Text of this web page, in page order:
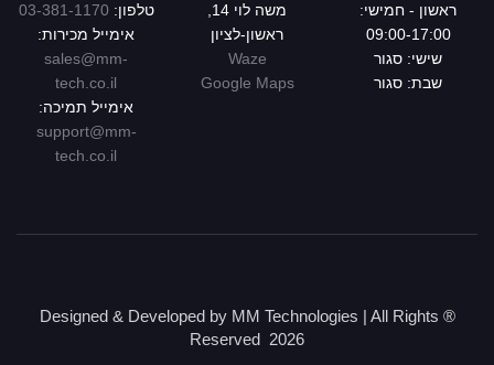
ראשון - חמישי:
09:00-17:00
שישי: סגור
שבת: סגור
משה לוי 14,
ראשון-לציון
Waze
Google Maps
טלפון: 03-381-1170
אימייל מכירות:
sales@mm-
tech.co.il
אימייל תמיכה:
support@mm-
tech.co.il
® Designed & Developed by MM Technologies | All Rights
Reserved 2026